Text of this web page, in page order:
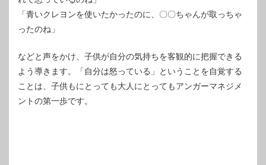
「青いクレヨンを使いたかったのに、〇〇ちゃんが取っちゃ
ったのね」
などと声をかけ、子供が自分の気持ちを客観的に把握できる
よう導きます。「自分は怒っている」ということを自覚する
ことは、子供もにとっても大人にとってもアンガーマネジメ
ントの第一歩です。